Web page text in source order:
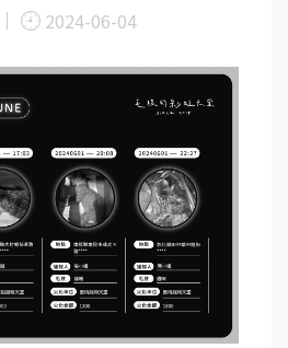
2024-06-04